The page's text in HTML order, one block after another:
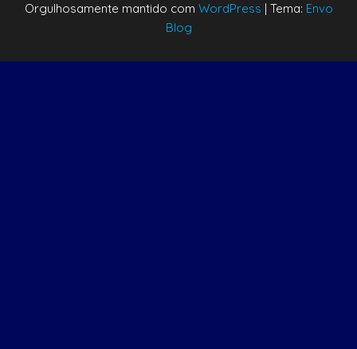
Orgulhosamente mantido com WordPress | Tema: Envo
Blog